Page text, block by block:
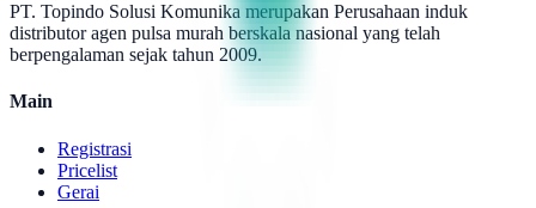
PT. Topindo Solusi Komunika merupakan Perusahaan induk
distributor agen pulsa murah berskala nasional yang telah
berpengalaman sejak tahun 2009.
Main
Registrasi
Pricelist
Gerai